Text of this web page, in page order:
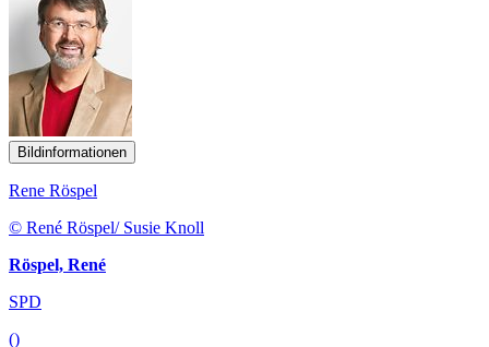
Bildinformationen
Rene Röspel
© René Röspel/ Susie Knoll
Röspel, René
SPD
()